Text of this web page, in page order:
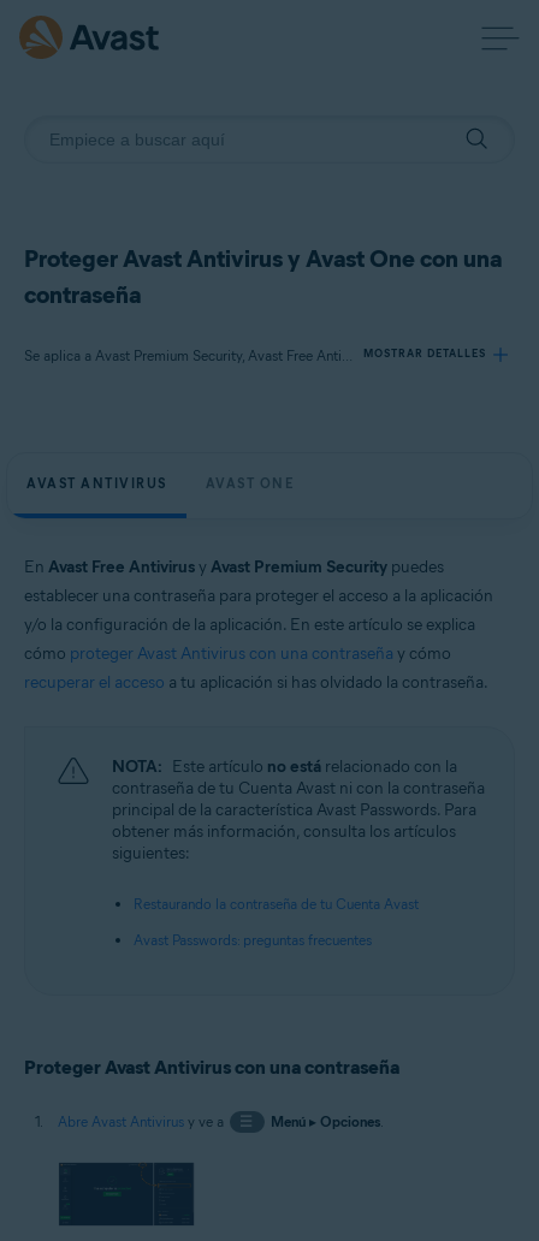
Proteger Avast Antivirus y Avast One con una
contraseña
Se aplica a Avast Premium Security, Avast Free Antivirus, Avast One MOSTRAR DETALLES
Avast Premium Security
Avast One
Sistemas operativos:
Windows
AVAST ANTIVIRUS AVAST ONE
En Avast Free Antivirusy Avast Premium Security puedes
establecer una contraseña para proteger el acceso a la aplicación
y/o la configuración de la aplicación. En este artículo se explica
cómo proteger Avast Antivirus con una contraseña y cómo
recuperar el acceso a tu aplicación si has olvidado la contraseña.
NOTA: Este artículo no está relacionado con la
contraseña de tu Cuenta Avast ni con la contraseña
principal de la característica Avast Passwords. Para
obtener más información, consulta los artículos
siguientes:
Restaurando la contraseña de tu Cuenta Avast
Avast Passwords: preguntas frecuentes
Proteger Avast Antivirus con una contraseña
Abre Avast Antivirus y ve a ☰ Menú▸ Opciones.